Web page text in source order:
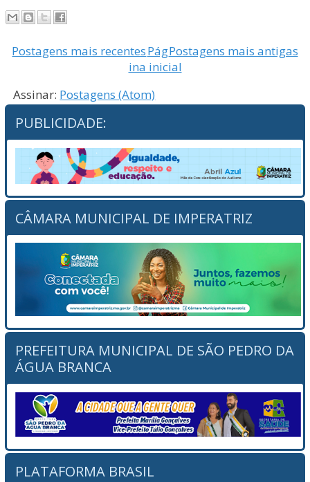
Postagens mais recentes Postagens mais antigas
Pág
ina inicial
Assinar: Postagens (Atom)
PUBLICIDADE:
CÂMARA MUNICIPAL DE IMPERATRIZ
PREFEITURA MUNICIPAL DE SÃO PEDRO DA
ÁGUA BRANCA
PLATAFORMA BRASIL